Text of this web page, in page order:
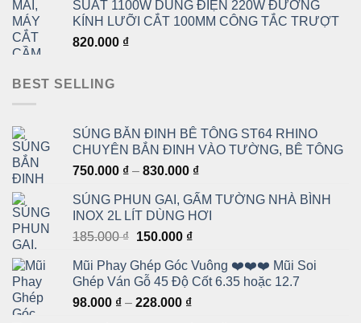
421.000 ₫
đến
SUẤT 1100W DÙNG ĐIỆN 220W ĐƯỜNG
KÍNH LƯỠI CẮT 100MM CÔNG TẮC TRƯỢT
820.000 ₫
BEST SELLING
SÚNG BẮN ĐINH BÊ TÔNG ST64 RHINO
CHUYÊN BẮN ĐINH VÀO TƯỜNG, BÊ TÔNG
750.000 ₫ – 830.000 ₫Khoảng
từ
750.000 ₫
SÚNG PHUN GAI, GẤM TƯỜNG NHÀ BÌNH
INOX 2L LÍT DÙNG HƠI
185.000₫ Giá
là:
185.000 ₫.
150.000 ₫Giá
tại
là:
150.000 ₫.
Mũi Phay Ghép Góc Vuông ❤️❤️❤️ Mũi Soi
Ghép Ván Gỗ 45 Độ Cốt 6.35 hoặc 12.7
98.000 ₫ – 228.000 ₫Khoảng